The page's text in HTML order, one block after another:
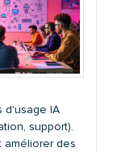
d'usage IA
support).
améliorer des